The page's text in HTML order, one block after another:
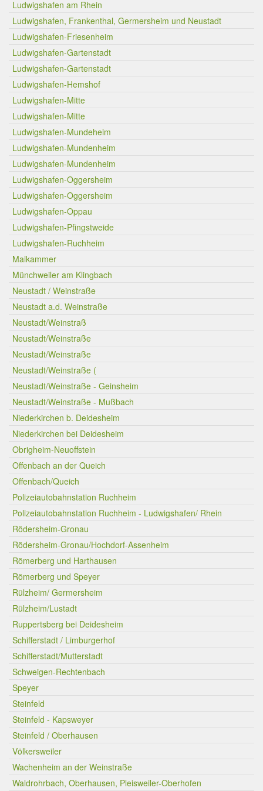
Ludwigshafen am Rhein
Ludwigshafen, Frankenthal, Germersheim und Neustadt
Ludwigshafen-Friesenheim
Ludwigshafen-Gartenstadt
Ludwigshafen-Gartenstadt
Ludwigshafen-Hemshof
Ludwigshafen-Mitte
Ludwigshafen-Mitte
Ludwigshafen-Mundeheim
Ludwigshafen-Mundenheim
Ludwigshafen-Mundenheim
Ludwigshafen-Oggersheim
Ludwigshafen-Oggersheim
Ludwigshafen-Oppau
Ludwigshafen-Pfingstweide
Ludwigshafen-Ruchheim
Maikammer
Münchweiler am Klingbach
Neustadt / Weinstraße
Neustadt a.d. Weinstraße
Neustadt/Weinstraß
Neustadt/Weinstraße
Neustadt/Weinstraße
Neustadt/Weinstraße (
Neustadt/Weinstraße - Geinsheim
Neustadt/Weinstraße - Mußbach
Niederkirchen b. Deidesheim
Niederkirchen bei Deidesheim
Obrigheim-Neuoffstein
Offenbach an der Queich
Offenbach/Queich
Polizeiautobahnstation Ruchheim
Polizeiautobahnstation Ruchheim - Ludwigshafen/ Rhein
Rödersheim-Gronau
Rödersheim-Gronau/Hochdorf-Assenheim
Römerberg und Harthausen
Römerberg und Speyer
Rülzheim/ Germersheim
Rülzheim/Lustadt
Ruppertsberg bei Deidesheim
Schifferstadt / Limburgerhof
Schifferstadt/Mutterstadt
Schweigen-Rechtenbach
Speyer
Steinfeld
Steinfeld - Kapsweyer
Steinfeld / Oberhausen
Völkersweiler
Wachenheim an der Weinstraße
Waldrohrbach, Oberhausen, Pleisweiler-Oberhofen